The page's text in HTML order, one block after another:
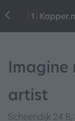
Imagine
artist
Scheendijk 24